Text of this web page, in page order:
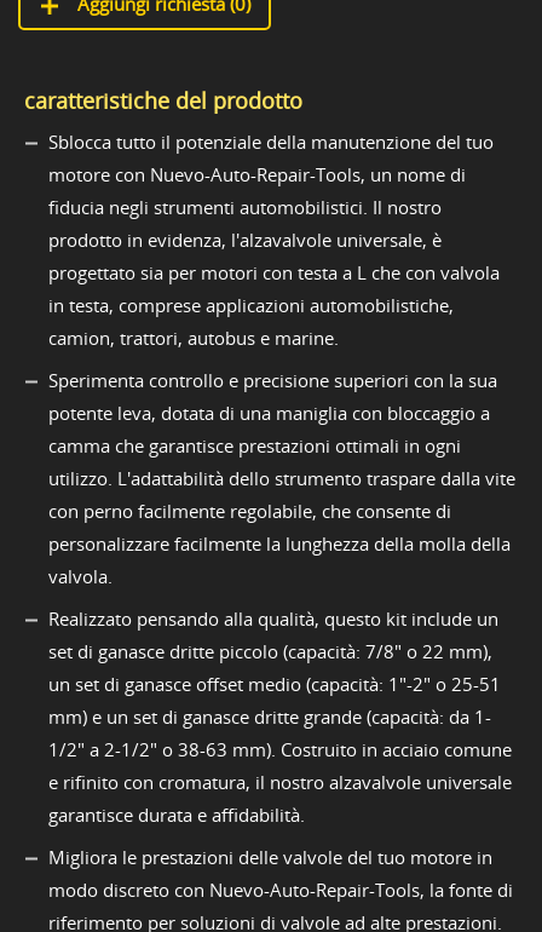
caratteristiche del prodotto
Sblocca tutto il potenziale della manutenzione del tuo
motore con Nuevo-Auto-Repair-Tools, un nome di
fiducia negli strumenti automobilistici. Il nostro
prodotto in evidenza, l'alzavalvole universale, è
progettato sia per motori con testa a L che con valvola
in testa, comprese applicazioni automobilistiche,
camion, trattori, autobus e marine.
Sperimenta controllo e precisione superiori con la sua
potente leva, dotata di una maniglia con bloccaggio a
camma che garantisce prestazioni ottimali in ogni
utilizzo. L'adattabilità dello strumento traspare dalla vite
con perno facilmente regolabile, che consente di
personalizzare facilmente la lunghezza della molla della
valvola.
Realizzato pensando alla qualità, questo kit include un
set di ganasce dritte piccolo (capacità: 7/8" o 22 mm),
un set di ganasce offset medio (capacità: 1"-2" o 25-51
mm) e un set di ganasce dritte grande (capacità: da 1-
1/2" a 2-1/2" o 38-63 mm). Costruito in acciaio comune
e rifinito con cromatura, il nostro alzavalvole universale
garantisce durata e affidabilità.
Migliora le prestazioni delle valvole del tuo motore in
modo discreto con Nuevo-Auto-Repair-Tools, la fonte di
riferimento per soluzioni di valvole ad alte prestazioni.